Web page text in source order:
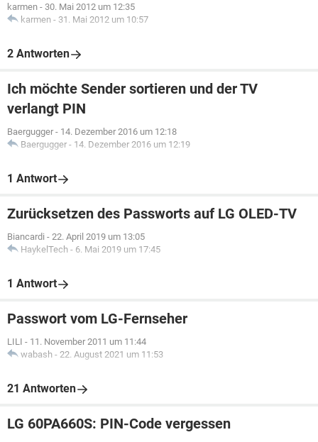
karmen - 30. Mai 2012 um 12:35
karmen - 31. Mai 2012 um 10:57
2 Antworten
Ich möchte Sender sortieren und der TV
verlangt PIN
Baergugger - 14. Dezember 2016 um 12:18
Baergugger - 14. Dezember 2016 um 12:19
1 Antwort
Zurücksetzen des Passworts auf LG OLED-TV
Biancardi - 22. April 2019 um 13:05
HaykelTech - 6. Mai 2019 um 17:45
1 Antwort
Passwort vom LG-Fernseher
LILI - 11. November 2011 um 11:44
wabash - 22. August 2021 um 11:53
21 Antworten
LG 60PA660S: PIN-Code vergessen